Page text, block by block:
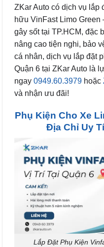
ZKar Auto có dịch vụ lắp
hữu VinFast Limo Green
gây sốt tại TP.HCM, đặc
nâng cao tiện nghi, bảo
cá nhân, dịch vụ lắp đặt
Quận 6 tại ZKar Auto là
ngay 0949.60.3979 hoặc
và nhận ưu đãi!
Phụ Kiện Cho Xe
Địa Chỉ Uy
Lắp Đặt Phụ Kiện